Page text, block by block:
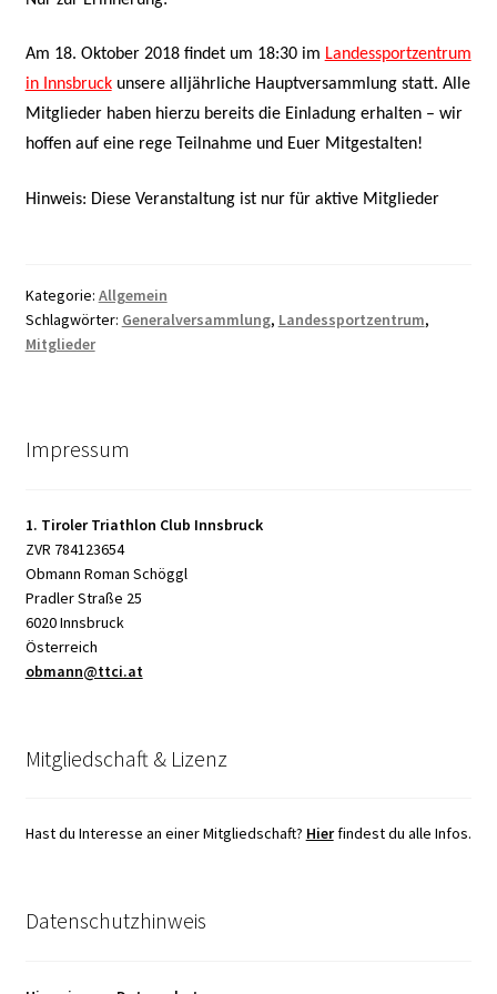
Am 18. Oktober 2018 findet um 18:30 im Landessportzentrum
in Innsbruckunsere alljährliche Hauptversammlung statt. Alle
Mitglieder haben hierzu bereits die Einladung erhalten – wir
hoffen auf eine rege Teilnahme und Euer Mitgestalten!
Hinweis: Diese Veranstaltung ist nur für aktive Mitglieder
Kategorie: Allgemein
Schlagwörter: Generalversammlung, Landessportzentrum,
Mitglieder
Impressum
1. Tiroler Triathlon Club Innsbruck
ZVR 784123654
Obmann Roman Schöggl
Pradler Straße 25
6020 Innsbruck
Österreich
obmann@ttci.at
Mitgliedschaft & Lizenz
Hast du Interesse an einer Mitgliedschaft? Hierfindest du alle Infos.
Datenschutzhinweis